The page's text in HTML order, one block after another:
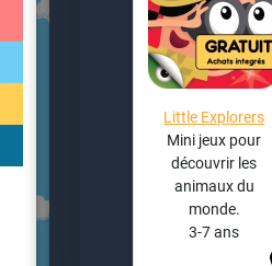
Little Explorers
Mini jeux pour
découvrir les
animaux du
monde.
3-7 ans